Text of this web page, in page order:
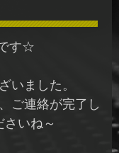
す☆
いました。
ご連絡が完了し
いね～